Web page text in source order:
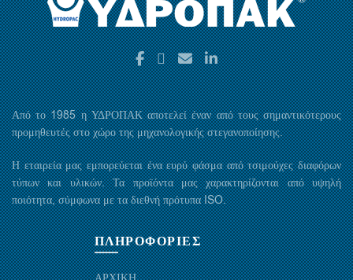
Από το 1985 η ΥΔΡΟΠΑΚ αποτελεί έναν από τους σημαντικότερους
προμηθευτές στο χώρο της μηχανολογικής στεγανοποίησης.
Η εταιρεία μας εμπορεύεται ένα ευρύ φάσμα από τσιμούχες διαφόρων
τύπων και υλικών. Τα προϊόντα μας χαρακτηρίζονται από υψηλή
ποιότητα, σύμφωνα με τα διεθνή πρότυπα ISO.
ΠΛΗΡΟΦΟΡΙΕΣ